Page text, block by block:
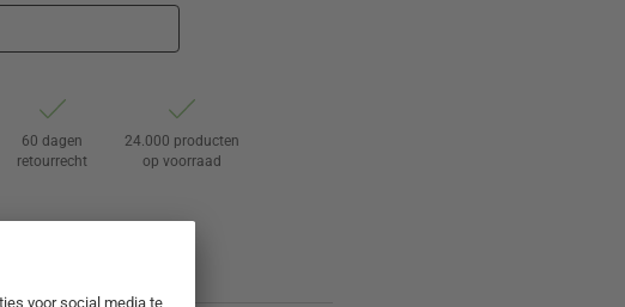
60 dagen
retourrecht
24.000 producten
op voorraad